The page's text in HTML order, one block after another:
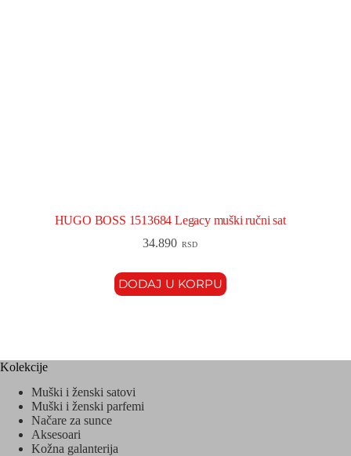
HUGO BOSS 1513684 Legacy muški ručni sat
34.890 RSD
DODAJ U KORPU
Kolekcije
Muški i ženski satovi
Muški i ženski parfemi
Načare za sunce
Aksesoari
Kožna galanterija